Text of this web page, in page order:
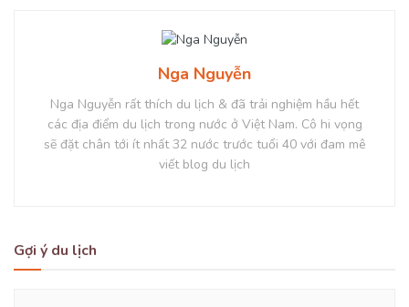
Nga Nguyễn
Nga Nguyễn rất thích du lịch & đã trải nghiệm hầu hết
các địa điểm du lịch trong nước ở Việt Nam. Cô hi vọng
sẽ đặt chân tới ít nhất 32 nước trước tuổi 40 với đam mê
viết blog du lịch
Gợi ý du lịch